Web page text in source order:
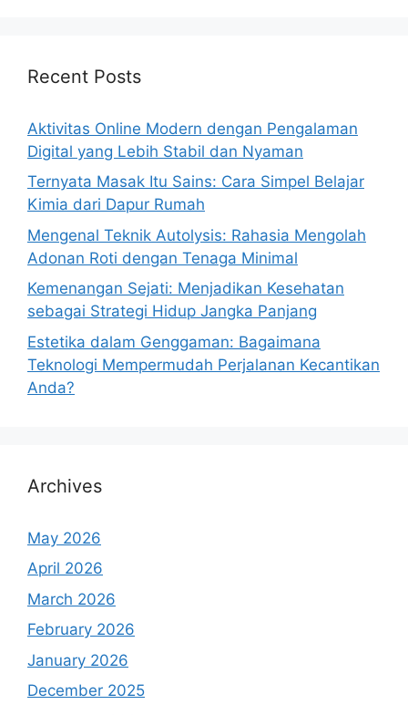
Recent Posts
Aktivitas Online Modern dengan Pengalaman
Digital yang Lebih Stabil dan Nyaman
Ternyata Masak Itu Sains: Cara Simpel Belajar
Kimia dari Dapur Rumah
Mengenal Teknik Autolysis: Rahasia Mengolah
Adonan Roti dengan Tenaga Minimal
Kemenangan Sejati: Menjadikan Kesehatan
sebagai Strategi Hidup Jangka Panjang
Estetika dalam Genggaman: Bagaimana
Teknologi Mempermudah Perjalanan Kecantikan
Anda?
Archives
May 2026
April 2026
March 2026
February 2026
January 2026
December 2025